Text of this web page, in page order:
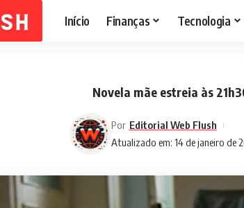
Início Finanças Tecnologia
Novela mãe estreia às
Atualizado em: 14 de janeiro de
Por Editorial Web Flush